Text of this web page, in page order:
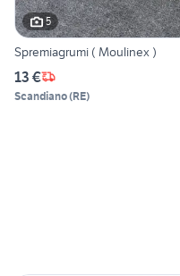
5
Spremiagrumi ( Moulinex )
13 €
Scandiano(RE)